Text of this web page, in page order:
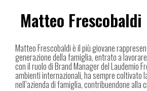
Matteo Frescobaldi
Matteo Frescobaldi è il più giovane
generazione della famiglia, entrato a
con il ruolo di Brand Manager del Laudemio
ambienti internazionali, ha sempre coltivato
nell’azienda di famiglia, contribuendone alla